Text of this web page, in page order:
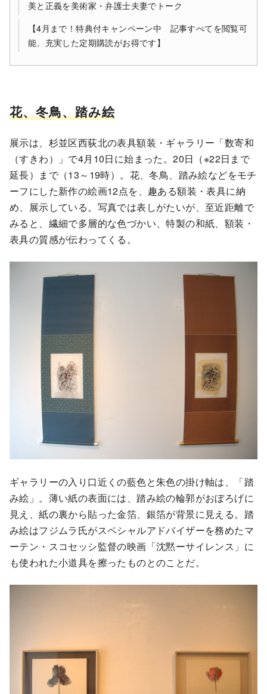
美と正義を美術家・弁護士夫妻でトーク
【4月まで！特典付キャンペーン中 記事すべてを閲覧可
能、充実した定期購読がお得です】
花、冬鳥、踏み絵
展示は、杉並区西荻北の表具額装・ギャラリー「数寄和
（すきわ）」で4月10日に始まった。20日（※22日まで
延長）まで（13～19時）。花、冬鳥、踏み絵などをモチ
ーフにした新作の絵画12点を、趣ある額装・表具に納
め、展示している。写真では表しがたいが、至近距離で
みると、繊細で多層的な色づかい、特製の和紙、額装・
表具の質感が伝わってくる。
ギャラリーの入り口近くの藍色と朱色の掛け軸は、「踏
み絵」。薄い紙の表面には、踏み絵の輪郭がおぼろげに
見え、紙の裏から貼った金箔、銀箔が背景に見える。踏
み絵はフジムラ氏がスペシャルアドバイザーを務めたマ
ーテン・スコセッシ監督の映画「沈黙ーサイレンス」に
も使われた小道具を擦ったものとのことだ。